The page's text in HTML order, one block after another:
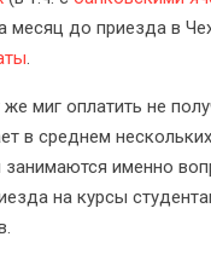
месяц до приезда в
.
миг оплатить не
в среднем
именно
на курсы